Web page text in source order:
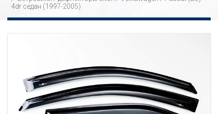
4dr седан (1997-2005)